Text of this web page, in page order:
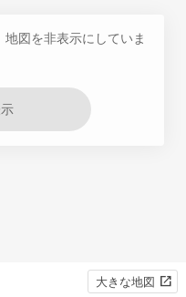
図を非表示にしていま
大きな地図